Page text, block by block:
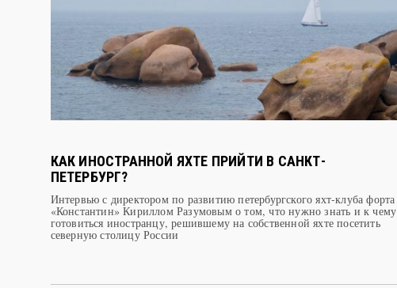
КАК ИНОСТРАННОЙ ЯХТЕ ПРИЙТИ В САНКТ-
ПЕТЕРБУРГ?
Интервью с директором по развитию петербургского яхт-клуба форта
«Константин» Кириллом Разумовым о том, что нужно знать и к чему
готовиться иностранцу, решившему на собственной яхте посетить
северную столицу России